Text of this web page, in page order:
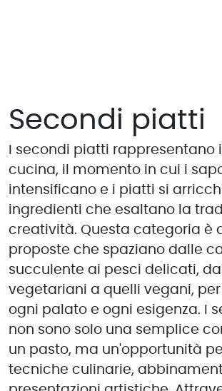
Secondi piatti
I secondi piatti rappresentano
cucina, il momento in cui i
intensificano e i piatti si
ingredienti che esaltano la
creatività. Questa categoria è
proposte che spaziano dalle
succulente ai pesci delicati,
vegetariani a quelli vegani,
ogni palato e ogni esigenza. I
non sono solo una semplice
un pasto, ma un'opportunità
tecniche culinarie,